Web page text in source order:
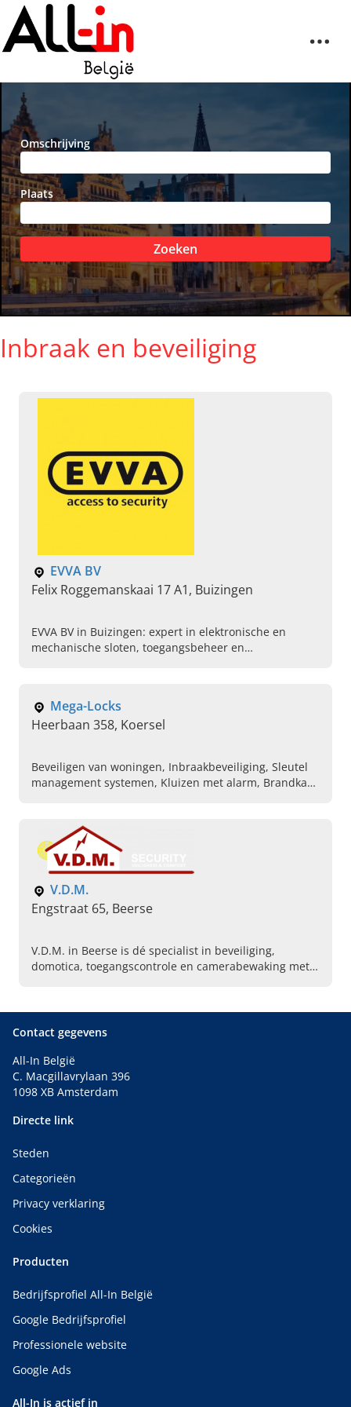
Omschrijving
Plaats
Zoeken
Inbraak en beveiliging
EVVA BV
Felix Roggemanskaai 17 A1, Buizingen
EVVA BV in Buizingen: expert in elektronische en
mechanische sloten, toegangsbeheer en
Mega-Locks
Heerbaan 358, Koersel
Beveiligen van woningen, Inbraakbeveiliging, Sleutel
management systemen, Kluizen met alarm, Brandkast
V.D.M.
Engstraat 65, Beerse
V.D.M. in Beerse is dé specialist in beveiliging,
domotica, toegangscontrole en camerabewaking met
Contact gegevens
All-In België
C. Macgillavrylaan 396
1098 XB Amsterdam
Directe link
Steden
Categorieën
Privacy verklaring
Cookies
Producten
Bedrijfsprofiel All-In België
Google Bedrijfsprofiel
Professionele website
Google Ads
All-In is actief in